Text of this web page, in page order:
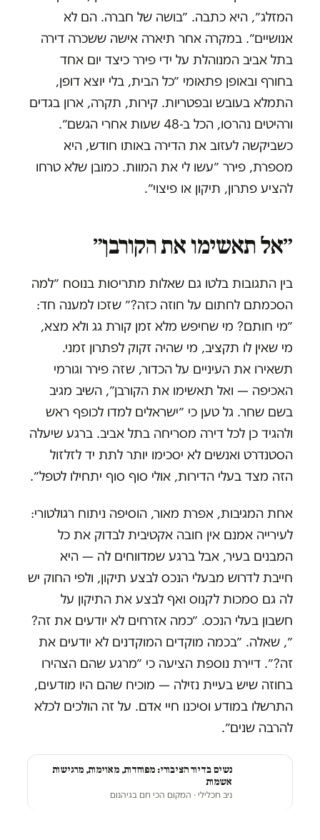
המזלג״, היא כתבה. ״בושה של חברה. הם לא
אנושיים״. במקרה אחר תיארה אישה ששכרה דירה
בתל אביב המנוהלת על ידי פירר כיצד יום אחד
בחורף ובאופן פתאומי ״כל הבית, בלי יוצא דופן,
התמלא בעובש ובפטריות. קירות, תקרה, ארון בגדים
ורהיטים נהרסו, הכל ב-48 שעות אחרי הגשם״.
כשביקשה לעזוב את הדירה באותו חודש, היא
מספרת, פירר ״עשו לי את המוות. כמובן שלא טרחו
להציע פתרון, תיקון או פיצוי״.
״אל תאשימו את הקורבן״
בין התגובות בלטו גם שאלות מתריסות בנוסח ״למה
הסכמתם לחתום על חוזה כזה?״ שזכו למענה חד:
״מי חותם? מי שחיפש מלא זמן קורת גג ולא מצא,
מי שאין לו תקציב, מי שהיה זקוק לפתרון זמני.
תשאירו את העיניים על הכדור, שזה פירר וגורמי
האכיפה — ואל תאשימו את הקורבן״, השיב מגיב
בשם שחר. גל טען כי ״ישראלים למדו לכופף ראש
ולהגיד כן לכל דירה מסריחה בתל אביב. ברגע שיעלה
הסטנדרט ואנשים לא יסכימו יותר לתת יד לזלזול
הזה מצד בעלי הדירות, אולי סוף סוף יתחילו לטפל״.
אחת המגיבות, אפרת מאור, הוסיפה ניתוח רגולטורי:
לעירייה אמנם אין חובה אקטיבית לבדוק את כל
המבנים בעיר, אבל ברגע שמדווחים לה — היא
חייבת לדרוש מבעלי הנכס לבצע תיקון, ולפי החוק יש
לה גם סמכות לקנוס ואף לבצע את התיקון על
חשבון בעלי הנכס. ״כמה אזרחים לא יודעים את זה?
״, שאלה. ״בכמה מוקדים המוקדנים לא יודעים את
זה?״. דיירת נוספת הציעה כי ״מרגע שהם הצהירו
בחוזה שיש בעיית נזילה — מוכיח שהם היו מודעים,
התרשלו במודע וסיכנו חיי אדם. על זה הולכים לכלא
להרבה שנים״.
נשים בדיור הציבורי: מפוחדות, מאוימות, מרגישות
אשמות
ניב חכלילי · המקום הכי חם בגיהנום